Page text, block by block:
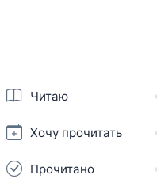
Читаю
Хочу прочитать
Прочитано